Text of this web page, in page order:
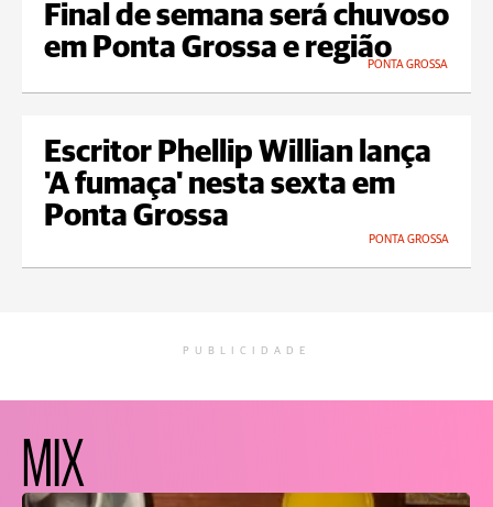
Final de semana será chuvoso
em Ponta Grossa e região
PONTA GROSSA
Escritor Phellip Willian lança
'A fumaça' nesta sexta em
Ponta Grossa
PONTA GROSSA
PUBLICIDADE
MIX